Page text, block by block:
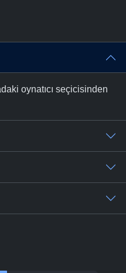
oynatıcı seçicisinden